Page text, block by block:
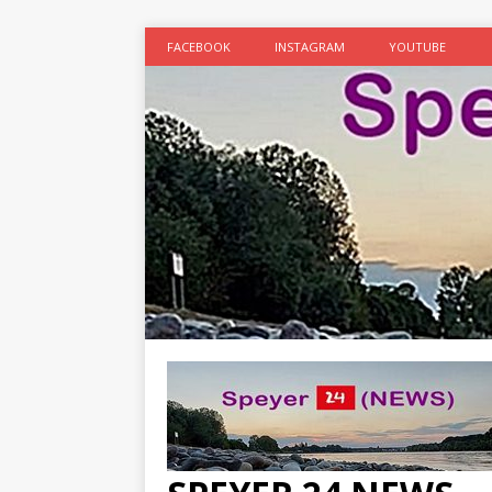
FACEBOOK INSTAGRAM YOUTUBE